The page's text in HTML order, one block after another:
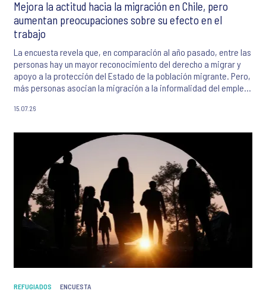
Mejora la actitud hacia la migración en Chile, pero
aumentan preocupaciones sobre su efecto en el
trabajo
La encuesta revela que, en comparación al año pasado, entre las
personas hay un mayor reconocimiento del derecho a migrar y
apoyo a la protección del Estado de la población migrante. Pero,
más personas asocian la migración a la informalidad del empleo
15.07.26
REFUGIADOS ENCUESTA